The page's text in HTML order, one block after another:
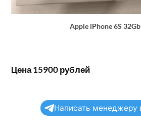
Apple iPhone 6S 32Gb
Цена 15900 рублей
Написать менеджеру